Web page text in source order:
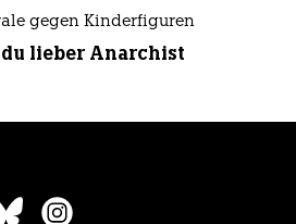
gegen Kinderfiguren
lieber Anarchist